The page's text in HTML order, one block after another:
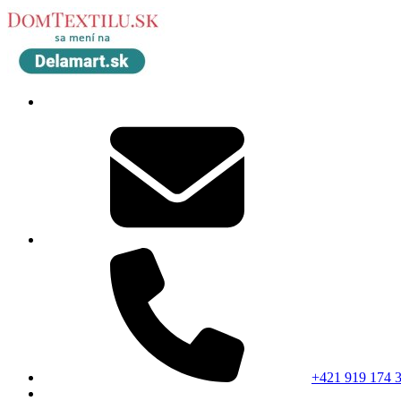
+421 919 174